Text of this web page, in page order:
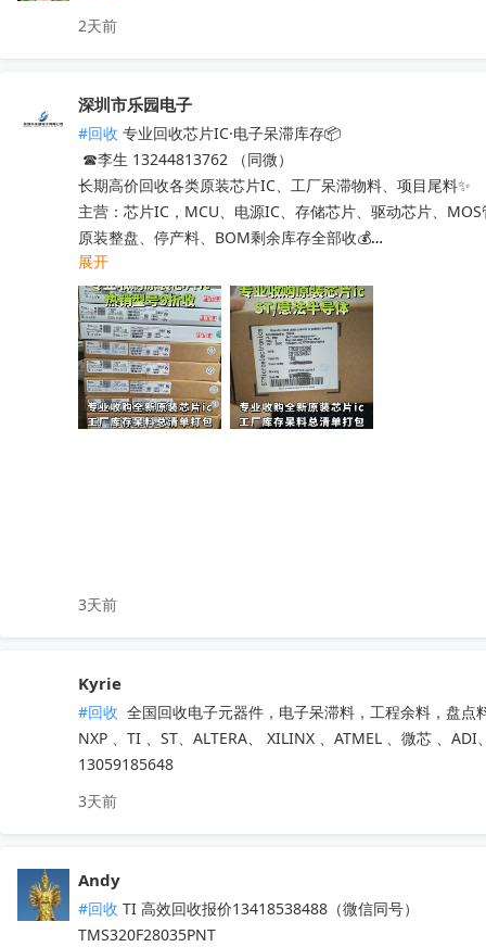
2天前
深圳市乐园电子
#回收 专业回收芯片IC·电子呆滞库存📦
☎李生 13244813762 （同微）
长期高价回收各类原装芯片IC、工厂呆滞物料、项目尾料✨
主营：芯片IC，MCU、电源IC、存储芯片、驱动芯片、
原装整盘、停产料、BOM剩余库存全部收💰
工厂清仓、项目取消、仓库积压、过期呆滞物料均可处理
专业人员上门清点核验，报价透明无套路，现款现结不压款
小批量散料、大批量整仓囤货统一打包回收，全程保密处理
快速清空仓库，释放仓储空间，高效盘活闲置物料回笼资金
覆盖全国上门收货，珠三角、深圳区域当日上门看货📱
展开
3天前
Kyrie
#回收 全国回收电子元器件，电子呆滞料，工程余料，盘
NXP 、TI 、ST、ALTERA、 XILINX 、ATMEL 、微芯 、
13059185648
3天前
Andy
#回收 TI 高效回收报价13418538488（微信同号）
TMS320F28035PNT